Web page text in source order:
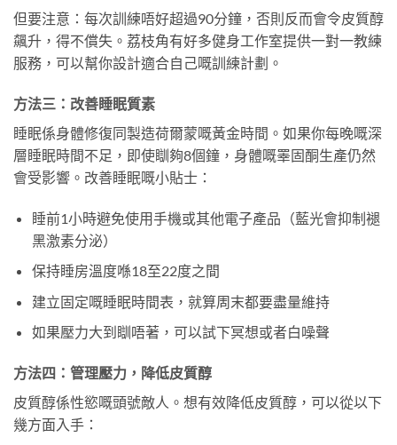
但要注意：每次訓練唔好超過90分鐘，否則反而會令皮質醇
飆升，得不償失。荔枝角有好多健身工作室提供一對一教練
服務，可以幫你設計適合自己嘅訓練計劃。
方法三：改善睡眠質素
睡眠係身體修復同製造荷爾蒙嘅黃金時間。如果你每晚嘅深
層睡眠時間不足，即使瞓夠8個鐘，身體嘅睪固酮生產仍然
會受影響。改善睡眠嘅小貼士：
睡前1小時避免使用手機或其他電子產品（藍光會抑制褪
黑激素分泌）
保持睡房溫度喺18至22度之間
建立固定嘅睡眠時間表，就算周末都要盡量維持
如果壓力大到瞓唔著，可以試下冥想或者白噪聲
方法四：管理壓力，降低皮質醇
皮質醇係性慾嘅頭號敵人。想有效降低皮質醇，可以從以下
幾方面入手：